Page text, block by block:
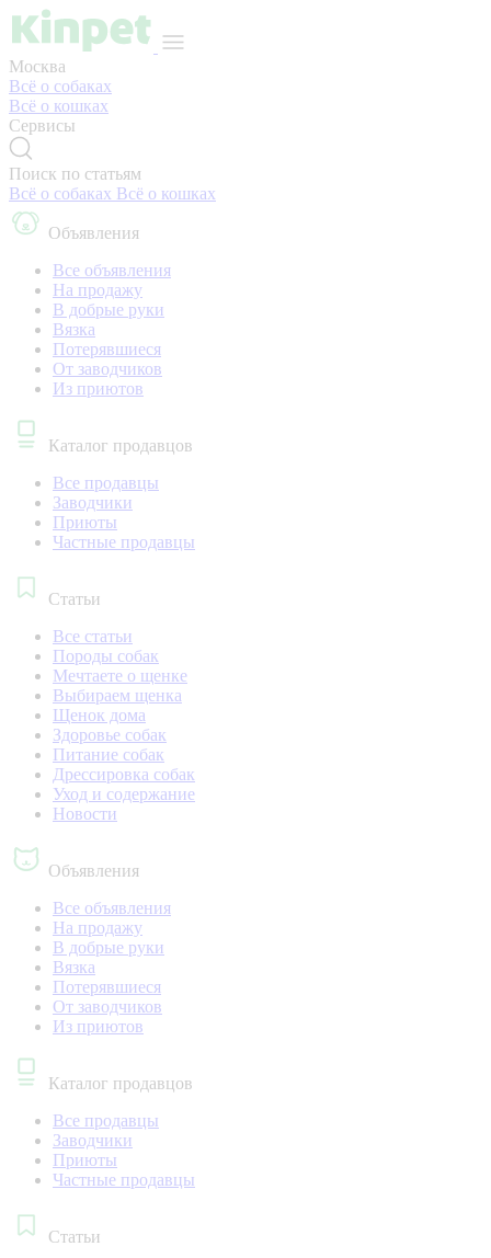
Москва
Всё о собаках
Всё о кошках
Сервисы
Поиск по статьям
Всё о собаках Всё о кошках
Объявления
Все объявления
На продажу
В добрые руки
Вязка
Потерявшиеся
От заводчиков
Из приютов
Каталог продавцов
Все продавцы
Заводчики
Приюты
Частные продавцы
Статьи
Все статьи
Породы собак
Мечтаете о щенке
Выбираем щенка
Щенок дома
Здоровье собак
Питание собак
Дрессировка собак
Уход и содержание
Новости
Объявления
Все объявления
На продажу
В добрые руки
Вязка
Потерявшиеся
От заводчиков
Из приютов
Каталог продавцов
Все продавцы
Заводчики
Приюты
Частные продавцы
Статьи